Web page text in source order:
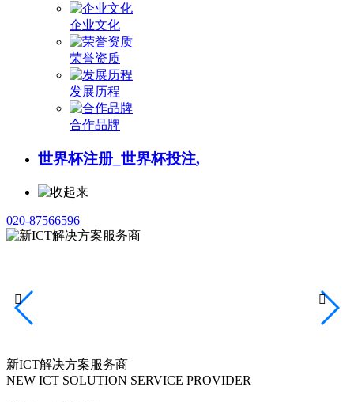
企业文化
荣誉资质
发展历程
合作品牌
世界杯注册_世界杯投注,
020-87566596
新ICT解决方案服务商
NEW ICT SOLUTION SERVICE PROVIDER
 